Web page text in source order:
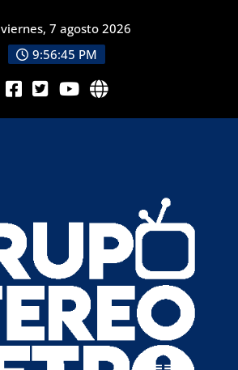
viernes, 7 agosto 2026
9:56:47 PM